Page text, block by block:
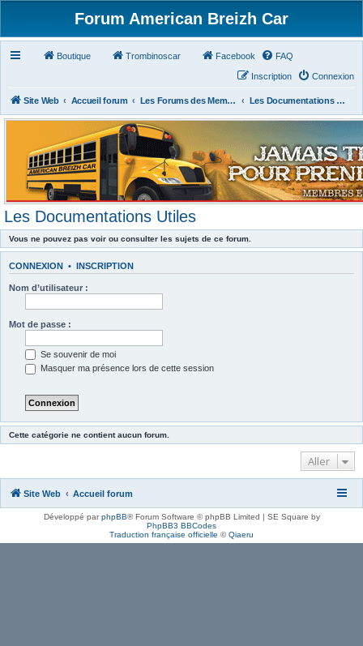
Forum American Breizh Car
Boutique Trombinoscar Facebook FAQ
Connexion
Inscription
Site Web Accueil forum Les Forums des Membres du Club Les Documentations Utiles
Les Documentations Utiles
Vous ne pouvez pas voir ou consulter les sujets de ce forum.
CONNEXION • INSCRIPTION
Nom d’utilisateur :
Mot de passe :
Se souvenir de moi
Masquer ma présence lors de cette session
Cette catégorie ne contient aucun forum.
Aller
Site Web Accueil forum
Développé parphpBB® Forum Software © phpBB Limited | SE Square by
PhpBB3 BBCodes
Traduction française officielle ©Qiaeru